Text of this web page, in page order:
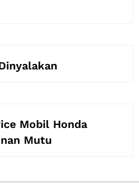
Mobil Honda
Mutu